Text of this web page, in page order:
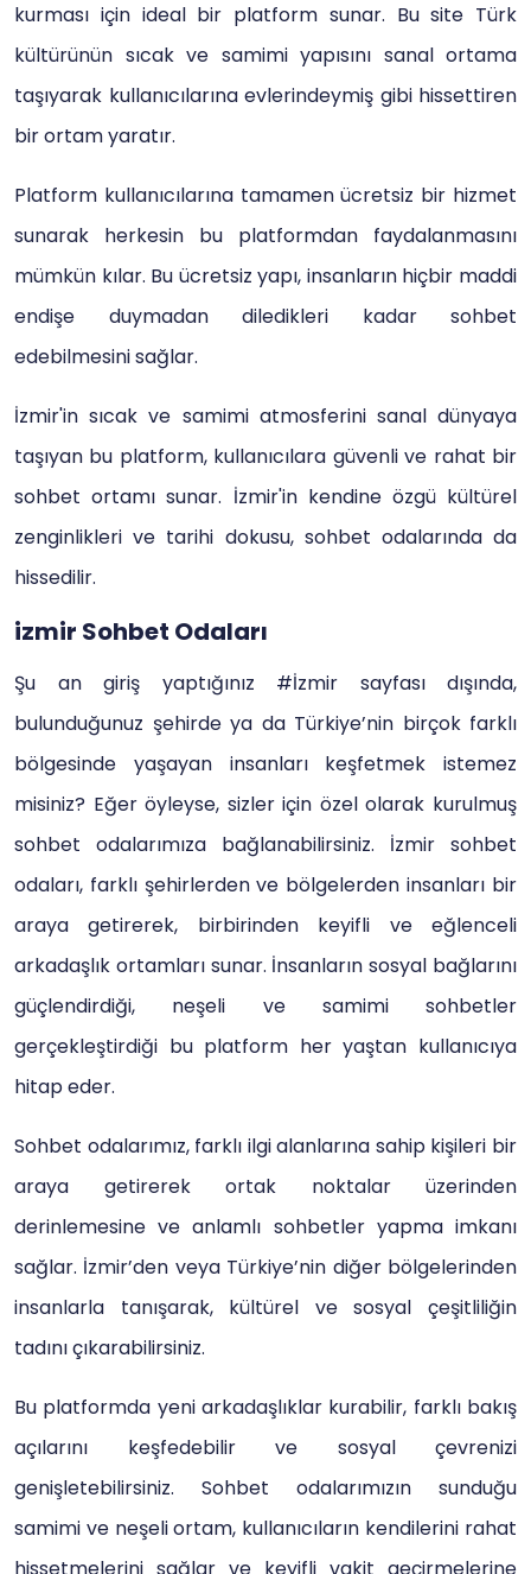
kurması için ideal bir platform sunar. Bu site Türk
kültürünün sıcak ve samimi yapısını sanal ortama
taşıyarak kullanıcılarına evlerindeymiş gibi hissettiren
bir ortam yaratır.
Platform kullanıcılarına tamamen ücretsiz bir hizmet
sunarak herkesin bu platformdan faydalanmasını
mümkün kılar. Bu ücretsiz yapı, insanların hiçbir maddi
endişe duymadan diledikleri kadar sohbet
edebilmesini sağlar.
İzmir'in sıcak ve samimi atmosferini sanal dünyaya
taşıyan bu platform, kullanıcılara güvenli ve rahat bir
sohbet ortamı sunar. İzmir'in kendine özgü kültürel
zenginlikleri ve tarihi dokusu, sohbet odalarında da
hissedilir.
izmir Sohbet Odaları
Şu an giriş yaptığınız #İzmir sayfası dışında,
bulunduğunuz şehirde ya da Türkiye’nin birçok farklı
bölgesinde yaşayan insanları keşfetmek istemez
misiniz? Eğer öyleyse, sizler için özel olarak kurulmuş
sohbet odalarımıza bağlanabilirsiniz. İzmir sohbet
odaları, farklı şehirlerden ve bölgelerden insanları bir
araya getirerek, birbirinden keyifli ve eğlenceli
arkadaşlık ortamları sunar. İnsanların sosyal bağlarını
güçlendirdiği, neşeli ve samimi sohbetler
gerçekleştirdiği bu platform her yaştan kullanıcıya
hitap eder.
Sohbet odalarımız, farklı ilgi alanlarına sahip kişileri bir
araya getirerek ortak noktalar üzerinden
derinlemesine ve anlamlı sohbetler yapma imkanı
sağlar. İzmir’den veya Türkiye’nin diğer bölgelerinden
insanlarla tanışarak, kültürel ve sosyal çeşitliliğin
tadını çıkarabilirsiniz.
Bu platformda yeni arkadaşlıklar kurabilir, farklı bakış
açılarını keşfedebilir ve sosyal çevrenizi
genişletebilirsiniz. Sohbet odalarımızın sunduğu
samimi ve neşeli ortam, kullanıcıların kendilerini rahat